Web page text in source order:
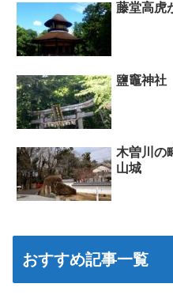
藤堂高虎
鹽竈神社
木曽川の
山城
おすすめ記事一覧